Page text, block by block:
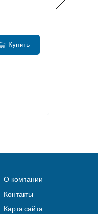
Купить
О компании
Контакты
Карта сайта